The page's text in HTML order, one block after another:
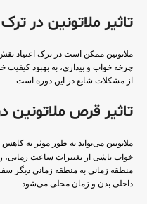
تاثیر ملاتونین در ترک
ملاتونین ممکن است در ترک اعتیاد
چرخه خواب و بیداری، به بهبود
از مشکلات شایع در این دوره است.
تاثیر قرص
ملاتونین می‌تواند به طور موثر به کاهش
خواب ناشی از تغییرات ساعت
منطقه زمانی به منطقه زمانی دیگر
داخلی بدن و زمان محلی می‌شود.